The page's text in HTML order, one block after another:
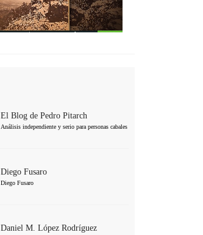
El Blog de Pedro Pitarch
Análisis independiente y serio para personas cabales
Diego Fusaro
Diego Fusaro
Daniel M. López Rodríguez